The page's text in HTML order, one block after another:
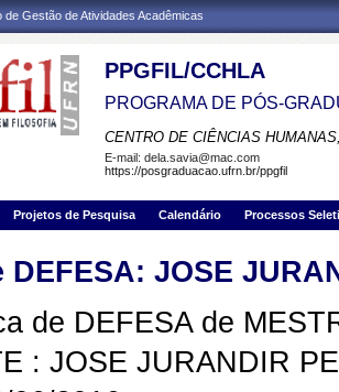
de Gestão de Atividades Acadêmicas
PPGFIL/CCHLA
PROGRAMA DE PÓS-
CENTRO DE CIÊNCIAS
E-mail: dela.savia@mac.com
https://posgraduacao.ufrn.br/ppgfil
Projetos de Pesquisa Calendário Processos
DEFESA: JOSE
de DEFESA de
: JOSE JURANDIR